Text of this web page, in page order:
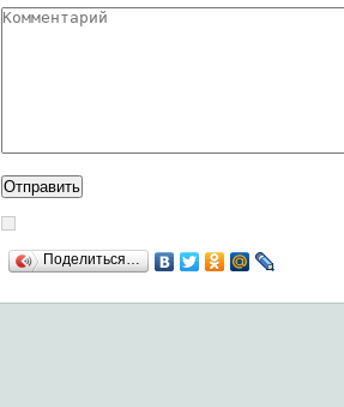
Поделиться…